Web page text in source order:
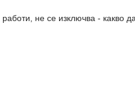
не се изключва - какво